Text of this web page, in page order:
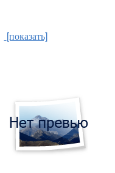
[показать]